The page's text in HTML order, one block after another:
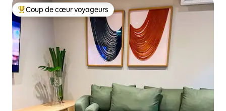
Coups de cœur voyageurs les plus appréciés
Coup de cœur voyageurs